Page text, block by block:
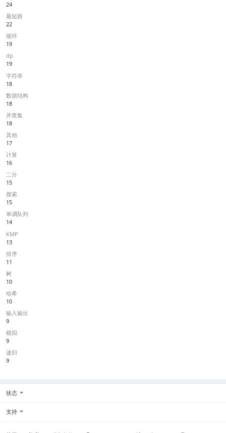
24
最短路
22
循环
19
dp
19
字符串
18
数据结构
18
并查集
18
其他
17
计算
16
二分
15
搜索
15
单调队列
14
KMP
13
排序
11
树
10
哈希
10
输入输出
9
模拟
9
递归
9
状态
支持